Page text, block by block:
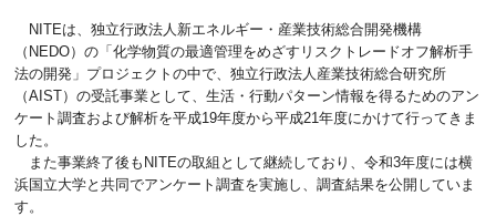
NITEは、独立行政法人新エネルギー・産業技術総合開発機構
（NEDO）の「化学物質の最適管理をめざすリスクトレードオフ解析手
法の開発」プロジェクトの中で、独立行政法人産業技術総合研究所
（AIST）の受託事業として、生活・行動パターン情報を得るためのアン
ケート調査および解析を平成19年度から平成21年度にかけて行ってきま
した。
また事業終了後もNITEの取組として継続しており、令和3年度には横
浜国立大学と共同でアンケート調査を実施し、調査結果を公開していま
す。